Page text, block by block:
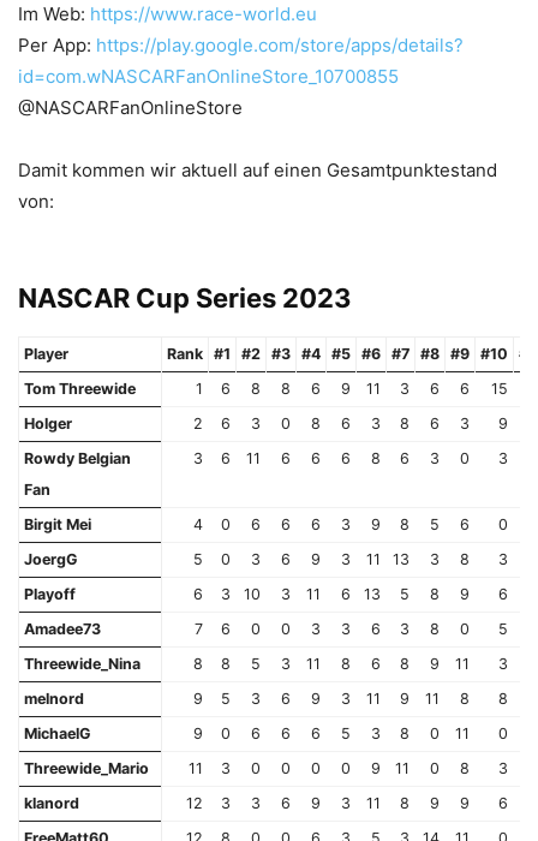
Im Web: https://www.race-world.eu
Per App: https://play.google.com/store/apps/details?
id=com.wNASCARFanOnlineStore_10700855
@NASCARFanOnlineStore
Damit kommen wir aktuell auf einen Gesamtpunktestand
von:
NASCAR Cup Series 2023
Player Rank #1 #2 #3 #4 #5 #6 #7 #8 #9 #10
Tom Threewide
1 6 8 8 6 9 11 3 6 6 15
Holger
2 6 3 0 8 6 3 8 6 3 9
Rowdy Belgian
Fan
3 6 11 6 6 6 8 6 3 0 3
Birgit Mei 4 0 6 6 6 3 9 8 5 6 0
JoergG
5 0 3 6 9 3 11 13 3 8 3
Playoff
6 3 10 3 11 6 13 5 8 9 6
Amadee73
7 6 0 0 3 3 6 3 8 0 5
Threewide_Nina
8 8 5 3 11 8 6 8 9 11 3
melnord
9 5 3 6 9 3 11 9 11 8 8
MichaelG
9 0 6 6 6 5 3 8 0 11 0
Threewide_Mario
11 3 0 0 0 0 9 11 0 8 3
klanord
12 3 3 6 9 3 11 8 9 9 6